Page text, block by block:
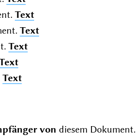
Text
Text
Text
Text
von diesem Dokument.